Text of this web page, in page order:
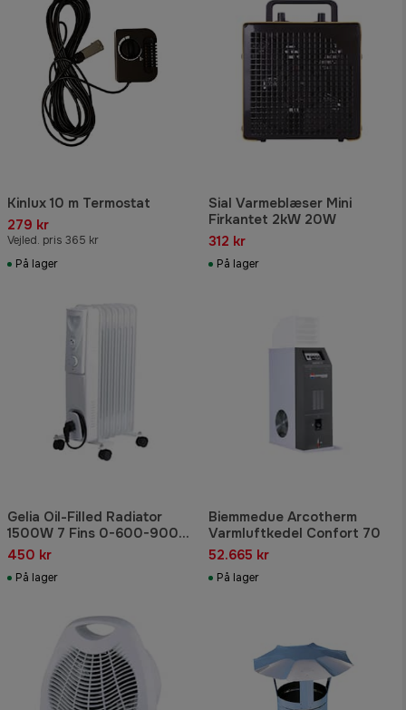
Kinlux 10 m Termostat
279 kr
Vejled. pris 365 kr
På lager
Sial Varmeblæser Mini
Firkantet 2kW 20W
312 kr
På lager
Gelia Oil-Filled Radiator
1500W 7 Fins 0-600-900-
1500W With Wheels
450 kr
På lager
Biemmedue Arcotherm
Varmluftkedel Confort 70
52.665 kr
På lager